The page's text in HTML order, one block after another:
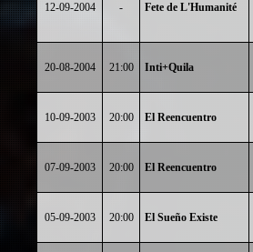
12-09-2004 - Fete de L'Humanité
20-08-2004 21:00 Inti+Quila
10-09-2003 20:00 El Reencuentro
07-09-2003 20:00 El Reencuentro
05-09-2003 20:00 El Sueño Existe